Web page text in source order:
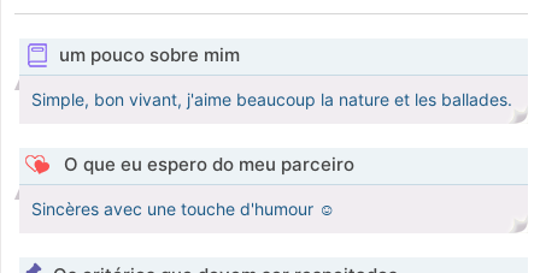
um pouco sobre mim
Simple, bon vivant, j'aime beaucoup la nature et les ballades.
O que eu espero do meu parceiro
Sincères avec une touche d'humour ☺️